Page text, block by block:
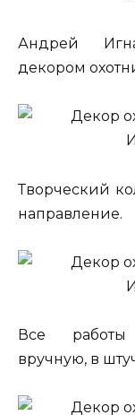
Андрей
декором
Творческий
направление.
Все работы
вручную, в